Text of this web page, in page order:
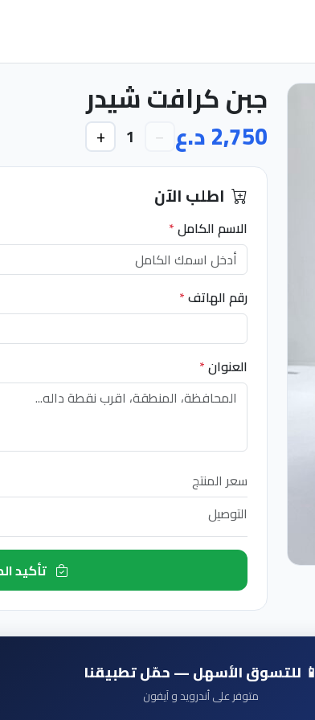
جبن كرافت شيدر
2,750 د.ع −
1
+
اطلب الآن
الاسم الكامل*
رقم الهاتف*
العنوان*
سعر المنتج
التوصيل
تأكيد الطلب الآن
📱 للتسوق الأسهل — حمّل تطبيقنا
متوفر على أندرويد و آيفون